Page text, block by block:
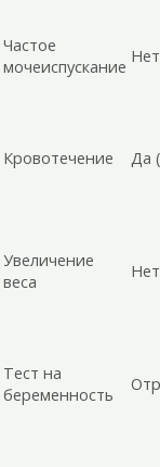
Частое
мочеиспускание Нет
Кровотечение Да
Увеличение
веса
Нет
Тест на
беременность